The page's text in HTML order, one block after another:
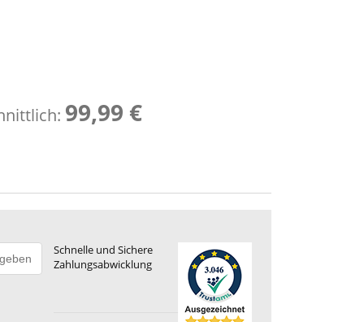
99,99 €
Schnelle und Sichere
Zahlungsabwicklung